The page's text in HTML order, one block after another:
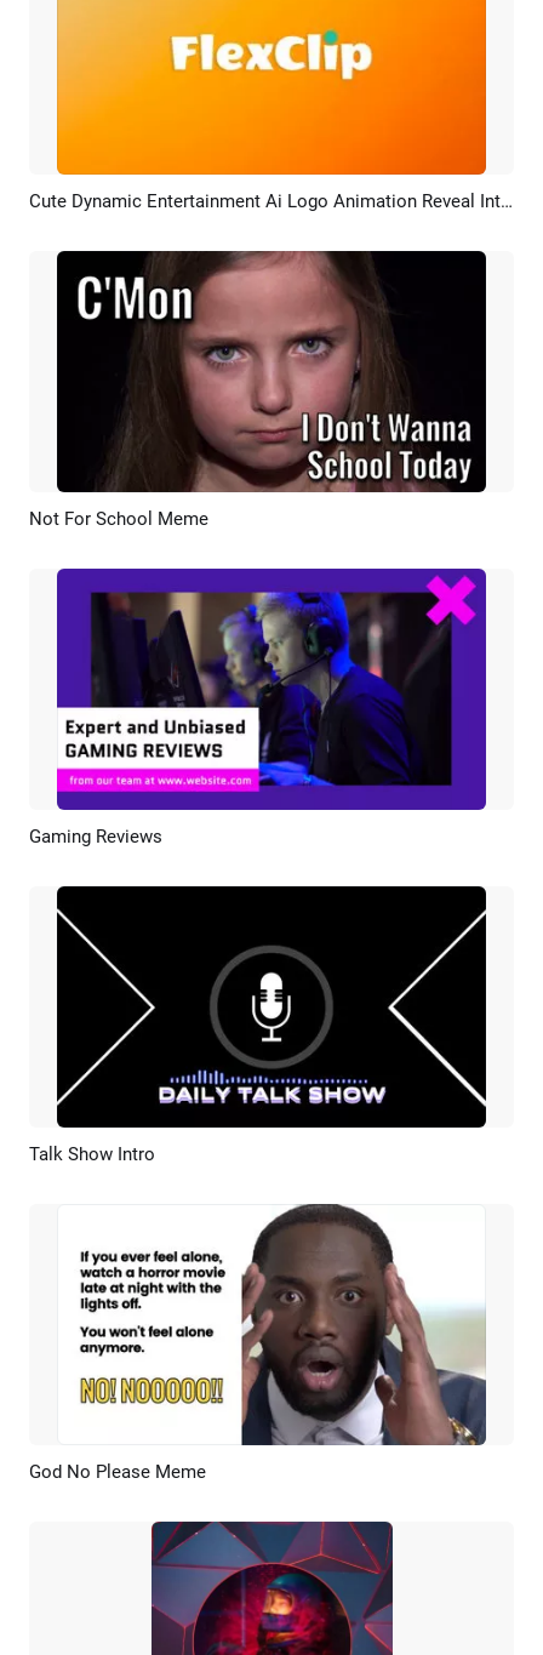
Anteprima Ricrea AI Cute Dynamic Entertainment Ai Logo Animation Reveal Intro
Anteprima
Not For School Meme
Gaming Reviews
Talk Show Intro
Anteprima
God No Please Meme